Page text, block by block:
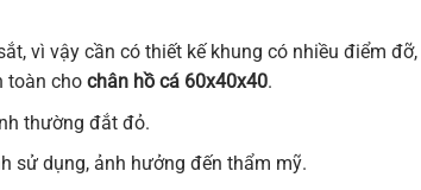
vì vậy cần có thiết kế khung có nhiều điểm đỡ,
toàn cho chân hồ cá 60x40x40.
thường đắt đỏ.
sử dụng, ảnh hưởng đến thẩm mỹ.